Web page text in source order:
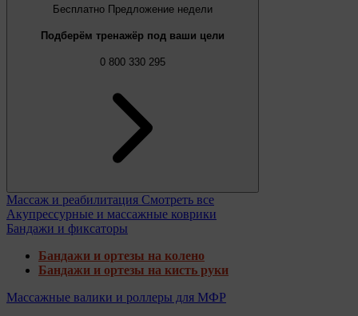
Бесплатно Предложение недели
Подберём тренажёр под ваши цели
0 800 330 295
Массаж и реабилитация Смотреть все
Акупрессурные и массажные коврики
Бандажи и фиксаторы
Бандажи и ортезы на колено
Бандажи и ортезы на кисть руки
Массажные валики и роллеры для МФР